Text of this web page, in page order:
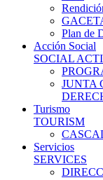
Plan de
Acción Social
SOCIAL
JUNTA
Turismo
TOURISM
Servicios
SERVICES